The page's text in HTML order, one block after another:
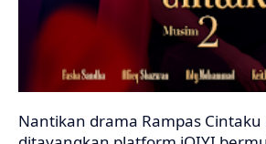
Nantikan drama Rampas